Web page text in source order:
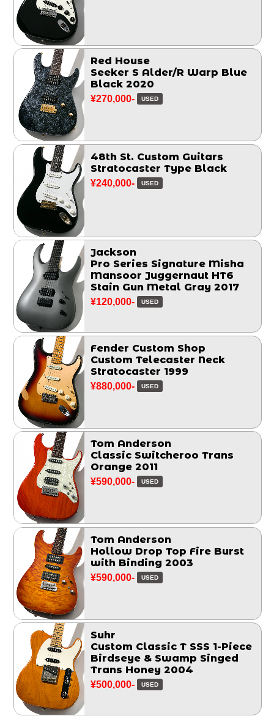
Red House
Seeker S Alder/R Warp Blue
Black 2020
¥270,000- USED
48th St. Custom Guitars
Stratocaster Type Black
¥240,000- USED
Jackson
Pro Series Signature Misha
Mansoor Juggernaut HT6
Stain Gun Metal Gray 2017
¥120,000- USED
Fender Custom Shop
Custom Telecaster Neck
Stratocaster 1999
¥880,000- USED
Tom Anderson
Classic Switcheroo Trans
Orange 2011
¥590,000- USED
Tom Anderson
Hollow Drop Top Fire Burst
with Binding 2003
¥590,000- USED
Suhr
Custom Classic T SSS 1-Piece
Birdseye & Swamp Singed
Trans Honey 2004
¥500,000- USED